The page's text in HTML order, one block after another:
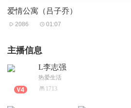
爱情公寓（吕子乔）
2086 01:07
主播信息
L李志强
热爱生活
1713